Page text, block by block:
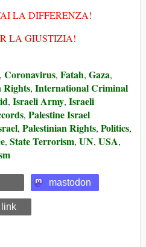
LA DIFFERENZA!
LA GIUSTIZIA!
, Coronavirus, Fatah, Gaza,
Rights, International Criminal
, Israeli Army, Israeli
, Palestine Israel
, Palestinian Rights, Politics,
, State Terrorism, UN, USA,
mastodon
link